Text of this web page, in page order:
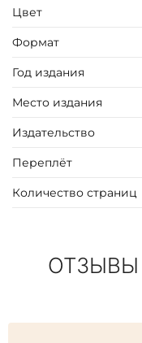
Июньское
Атаки
Румкомкрест
Октябрьская
В пути
Цвет
Формат
Год издания
Место издания
Издательство
Переплёт
Количество страниц
ОТЗЫВЫ